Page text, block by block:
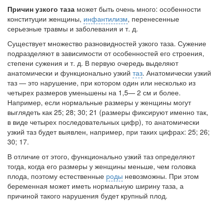
Причин узкого таза может быть очень много: особен­ности
конституции женщины, инфантилизм, перенесен­ные
серьезные травмы и заболевания и т. д.
Существует множество разновидностей узкого таза. Сужение
подразделяют в зависимости от особенностей его строения,
степени сужения и т. д. В первую очередь выделяют
анатомически и функционально узкий таз. Ана­томически узкий
таз — это нарушение, при котором один или несколько из
четырех размеров уменьшены на 1,5— 2 см и более.
Например, если нормальные размеры у жен­щины могут
выглядеть как 25; 28; 30; 21 (размеры фик­сируют именно так,
в виде четырех последовательных цифр), то анатомически
узкий таз будет выявлен, напри­мер, при таких цифрах: 25; 26;
30; 17.
В отличие от этого, функционально узкий таз опреде­ляют
тогда, когда его размеры у женщины меньше, чем головка
плода, поэтому естественные роды невозможны. При этом
беременная может иметь нормальную ширину таза, а
причиной такого нарушения будет крупный плод.